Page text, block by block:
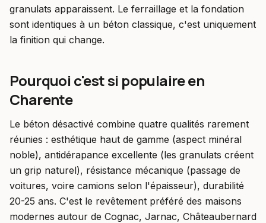
granulats apparaissent. Le ferraillage et la fondation
sont identiques à un béton classique, c'est uniquement
la finition qui change.
Pourquoi c'est si populaire en
Charente
Le béton désactivé combine quatre qualités rarement
réunies : esthétique haut de gamme (aspect minéral
noble), antidérapance excellente (les granulats créent
un grip naturel), résistance mécanique (passage de
voitures, voire camions selon l'épaisseur), durabilité
20-25 ans. C'est le revêtement préféré des maisons
modernes autour de Cognac, Jarnac, Châteaubernard